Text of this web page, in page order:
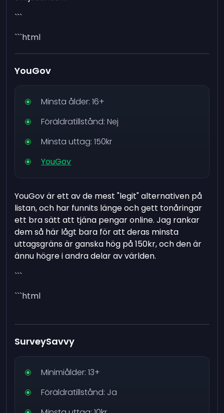
```
```html
YouGov
Minsta ålder: 16+
Föräldratillstånd: Nej
Minsta uttag: 150kr
YouGov
YouGov är ett av de mest "legit" alternativen på
listan, och har funnits länge och gett tonåringar
ett bra sätt att tjäna pengar online. Jag rankar
dem så här lågt bara för att deras minsta
uttagsgräns är ganska hög på 150kr, och den är
ännu högre i andra delar av världen.
```
```html
SurveySavvy
Minimiålder: 13+
Föräldratillstånd: Ja